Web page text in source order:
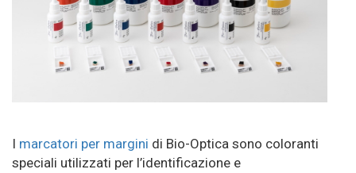
I marcatori per margini di Bio-Optica sono coloranti
speciali utilizzati per l’identificazione e